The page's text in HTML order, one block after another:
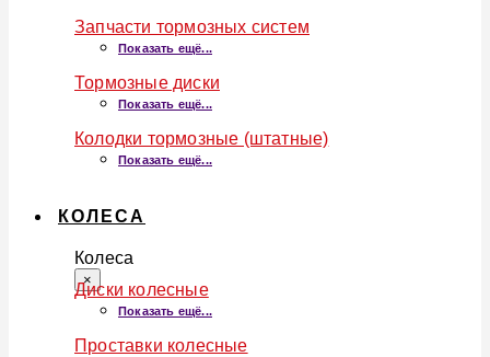
Запчасти тормозных систем
Показать ещё...
Тормозные диски
Показать ещё...
Колодки тормозные (штатные)
Показать ещё...
КОЛЕСА
Колеса
×
Диски колесные
Показать ещё...
Проставки колесные